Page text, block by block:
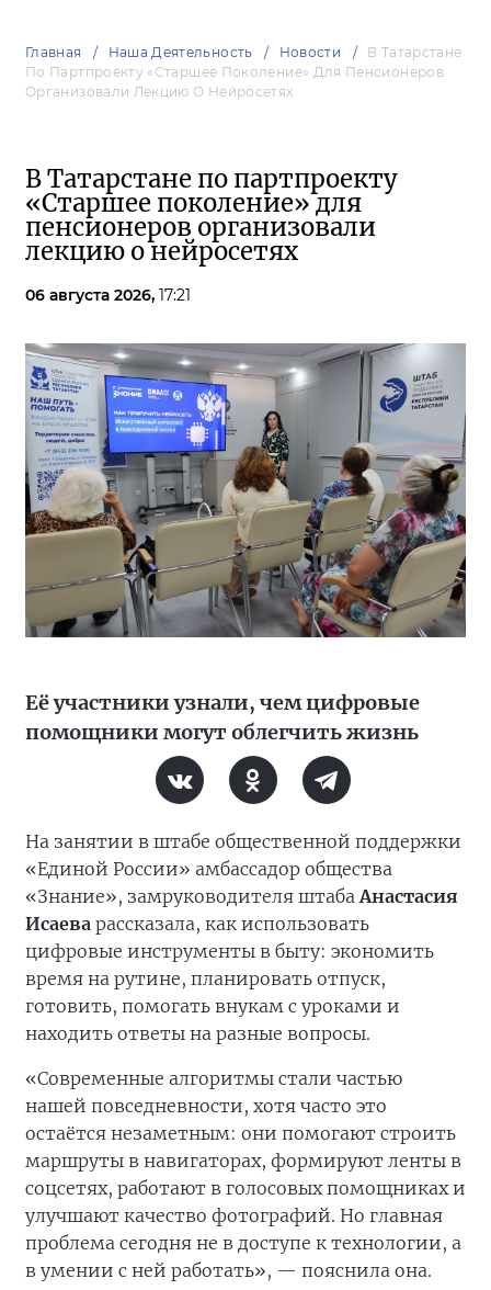
Главная Наша Деятельность Новости
В Татарстане
По Партпроекту «Старшее Поколение» Для Пенсионеров
Организовали Лекцию О Нейросетях
В Татарстане по партпроекту
«Старшее поколение» для
пенсионеров организовали
лекцию о нейросетях
06 августа 2026, 17:21
Её участники узнали, чем цифровые
помощники могут облегчить жизнь
На занятии в штабе общественной поддержки
«Единой России» амбассадор общества
«Знание», замруководителя штабаАнастасия
Исаева рассказала, как использовать
цифровые инструменты в быту: экономить
время на рутине, планировать отпуск,
готовить, помогать внукам с уроками и
находить ответы на разные вопросы.
«Современные алгоритмы стали частью
нашей повседневности, хотя часто это
остаётся незаметным: они помогают строить
маршруты в навигаторах, формируют ленты в
соцсетях, работают в голосовых помощниках и
улучшают качество фотографий. Но главная
проблема сегодня не в доступе к технологии, а
в умении с ней работать», — пояснила она.